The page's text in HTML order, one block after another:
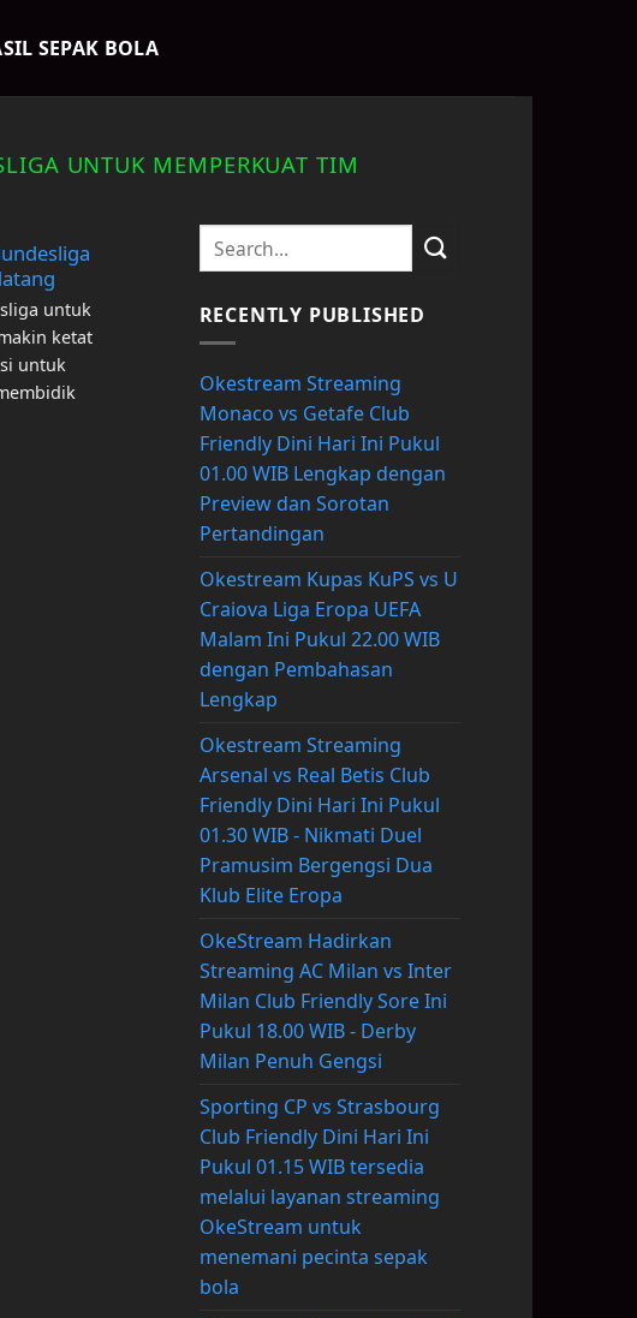
SEPAK BOLA
UNTUK MEMPERKUAT TIM
untuk
ketat
untuk
RECENTLY PUBLISHED
Okestream Streaming
Monaco vs Getafe Club
Friendly Dini Hari Ini Pukul
01.00 WIB Lengkap dengan
Preview dan Sorotan
Pertandingan
Okestream Kupas KuPS vs U
Craiova Liga Eropa UEFA
Malam Ini Pukul 22.00 WIB
dengan Pembahasan
Lengkap
Okestream Streaming
Arsenal vs Real Betis Club
Friendly Dini Hari Ini Pukul
01.30 WIB - Nikmati Duel
Pramusim Bergengsi Dua
Klub Elite Eropa
OkeStream Hadirkan
Streaming AC Milan vs Inter
Milan Club Friendly Sore Ini
Pukul 18.00 WIB - Derby
Milan Penuh Gengsi
Sporting CP vs Strasbourg
Club Friendly Dini Hari Ini
Pukul 01.15 WIB tersedia
melalui layanan streaming
OkeStream untuk
menemani pecinta sepak
bola